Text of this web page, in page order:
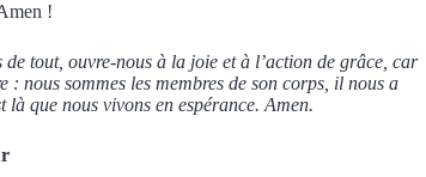
!
tout, ouvre-nous à la joie et à l’action de grâce, car
: nous sommes les membres de son corps, il nous a
là que nous vivons en espérance. Amen.